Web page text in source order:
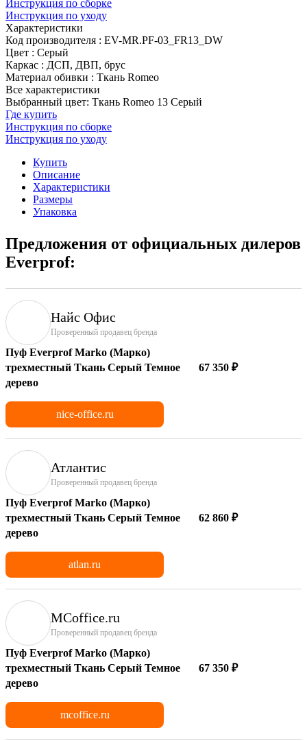
Инструкция по сборке
Инструкция по уходу
Характеристики
Код производителя : EV-MR.PF-03_FR13_DW
Цвет : Серый
Каркас : ДСП, ДВП, брус
Материал обивки : Ткань Romeo
Все характеристики
Выбранный цвет: Ткань Romeo 13 Серый
Где купить
Инструкция по сборке
Инструкция по уходу
Купить
Описание
Характеристики
Размеры
Упаковка
Предложения от официальных дилеров
Everprof:
Найс Офис
Проверенный продавец бренда
Пуф Everprof Marko (Марко)
трехместный Ткань Серый Темное
дерево
67 350 ₽
nice-office.ru
Атлантис
Проверенный продавец бренда
Пуф Everprof Marko (Марко)
трехместный Ткань Серый Темное
дерево
62 860 ₽
atlan.ru
MCoffice.ru
Проверенный продавец бренда
Пуф Everprof Marko (Марко)
трехместный Ткань Серый Темное
дерево
67 350 ₽
mcoffice.ru